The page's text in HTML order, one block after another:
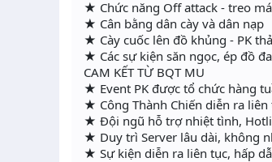
★ Chức năng Off attack - treo
★ Cân bằng dân cày và dân nạp
★ Cày cuốc lên đồ khủng - PK
★ Các sự kiện săn ngọc, ép đồ
CAM KẾT TỪ BQT MU
★ Event PK được tổ chức hàng
★ Công Thành Chiến diễn ra liên
★ Đội ngũ hỗ trợ nhiệt tình,
★ Duy trì Server lâu dài, không
★ Sự kiện diễn ra liên tục, hấp